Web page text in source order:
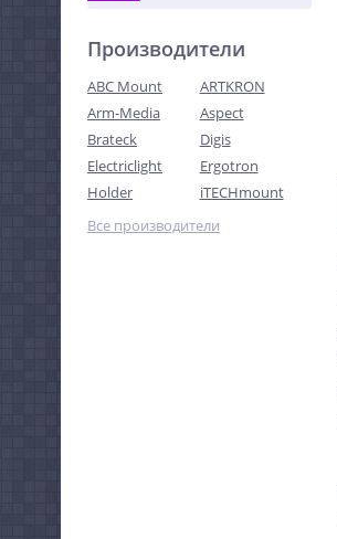
Производители
ABC Mount
ARTKRON
Arm-Media
Aspect
Brateck
Digis
Electriclight
Ergotron
Holder
iTECHmount
Все производители